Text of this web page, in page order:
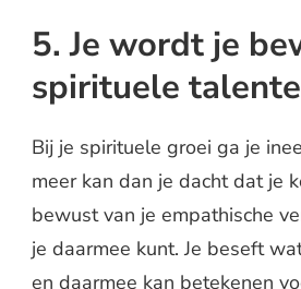
5. Je wordt je
spirituele
Bij je spirituele groei ga je
meer kan dan je dacht dat je
bewust van je empathische
je daarmee kunt. Je beseft
en daarmee kan betekenen